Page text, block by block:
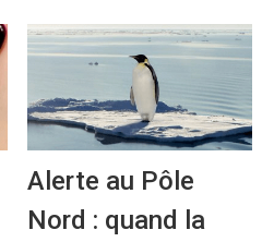
Alerte au Pôle
Nord : quand la